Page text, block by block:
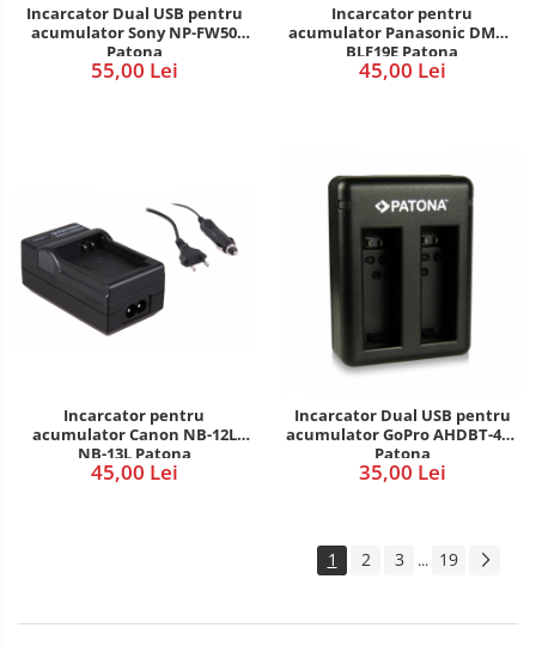
Incarcator Dual USB pentru
acumulator Sony NP-FW50
Patona
55,00 Lei
Incarcator pentru
acumulator Panasonic DMW-
BLF19E Patona
45,00 Lei
Incarcator pentru
acumulator Canon NB-12L
NB-13L Patona
45,00 Lei
Incarcator Dual USB pentru
acumulator GoPro AHDBT-401
Patona
35,00 Lei
1 2 3 ... 19